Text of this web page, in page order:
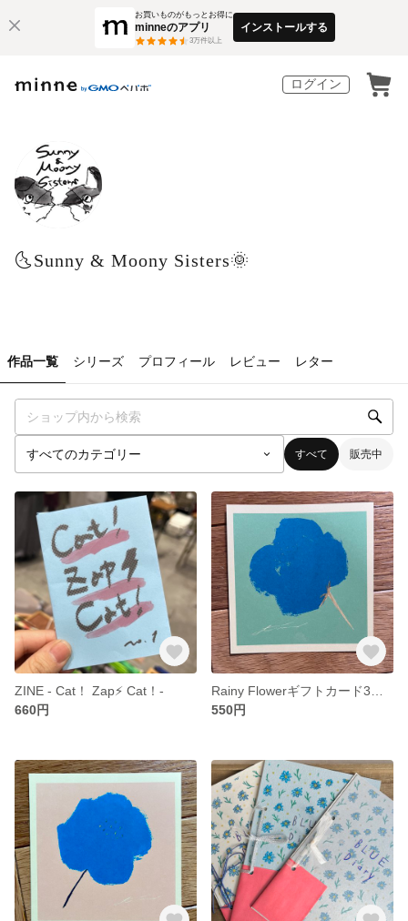
お買いものがもっとお得に
minneのアプリ
3万件以上
インストールする
ログイン
🌜Sunny & Moony Sisters🌞
作品一覧 シリーズ プロフィール レビュー レター
すべて 販売中
ZINE - Cat！ Zap⚡️ Cat！-
660円
550円